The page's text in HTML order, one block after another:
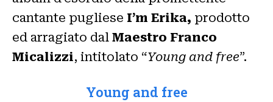
cantante pugliese I’m Erika, prodotto
ed arragiato dal Maestro Franco
Micalizzi, intitolato “Young and free”.
Young and free